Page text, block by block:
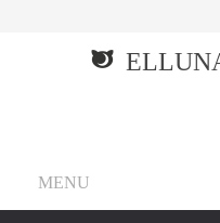
MENU